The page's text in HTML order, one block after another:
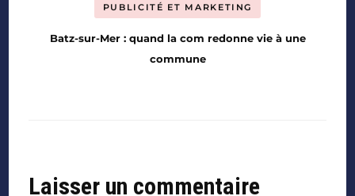
PUBLICITÉ ET MARKETING
Batz-sur-Mer : quand la com redonne vie à une
commune
Laisser un commentaire